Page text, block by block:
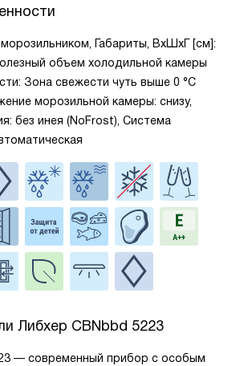
Габариты, ВxШxГ [см]:
объем холодильной камеры
Зона свежести чуть выше 0 °С
морозильной камеры: снизу,
без инея (NoFrost), Система
Либхер CBNbbd 5223
— современный прибор с особым